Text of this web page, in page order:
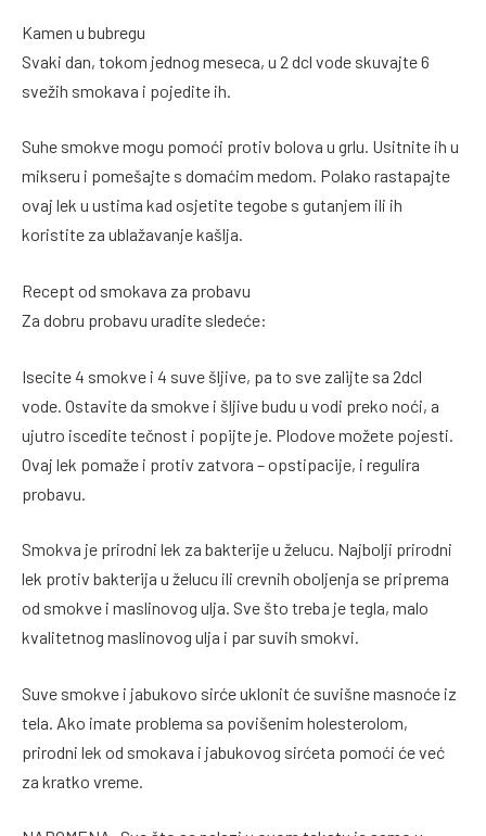
Kamen u bubregu
Svaki dan, tokom jednog meseca, u 2 dcl vode skuvajte 6
svežih smokava i pojedite ih.
Suhe smokve mogu pomoći protiv bolova u grlu. Usitnite ih u
mikseru i pomešajte s domaćim medom. Polako rastapajte
ovaj lek u ustima kad osjetite tegobe s gutanjem ili ih
koristite za ublažavanje kašlja.
Recept od smokava za probavu
Za dobru probavu uradite sledeće:
Isecite 4 smokve i 4 suve šljive, pa to sve zalijte sa 2dcl
vode. Ostavite da smokve i šljive budu u vodi preko noći, a
ujutro iscedite tečnost i popijte je. Plodove možete pojesti.
Ovaj lek pomaže i protiv zatvora – opstipacije, i regulira
probavu.
Smokva je prirodni lek za bakterije u želucu. Najbolji prirodni
lek protiv bakterija u želucu ili crevnih oboljenja se priprema
od smokve i maslinovog ulja. Sve što treba je tegla, malo
kvalitetnog maslinovog ulja i par suvih smokvi.
Suve smokve i jabukovo sirće uklonit će suvišne masnoće iz
tela. Ako imate problema sa povišenim holesterolom,
prirodni lek od smokava i jabukovog sirćeta pomoći će već
za kratko vreme.